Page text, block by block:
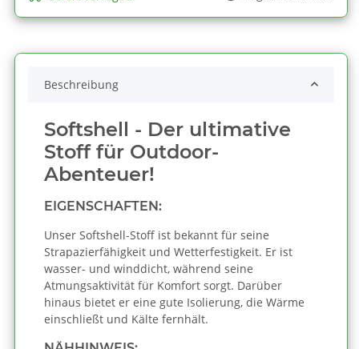
Beschreibung
Softshell - Der ultimative
Stoff für Outdoor-
Abenteuer!
EIGENSCHAFTEN:
Unser Softshell-Stoff ist bekannt für seine
Strapazierfähigkeit und Wetterfestigkeit. Er ist
wasser- und winddicht, während seine
Atmungsaktivität für Komfort sorgt. Darüber
hinaus bietet er eine gute Isolierung, die Wärme
einschließt und Kälte fernhält.